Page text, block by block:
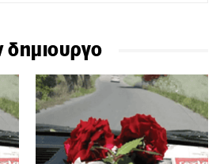
δημιουργο